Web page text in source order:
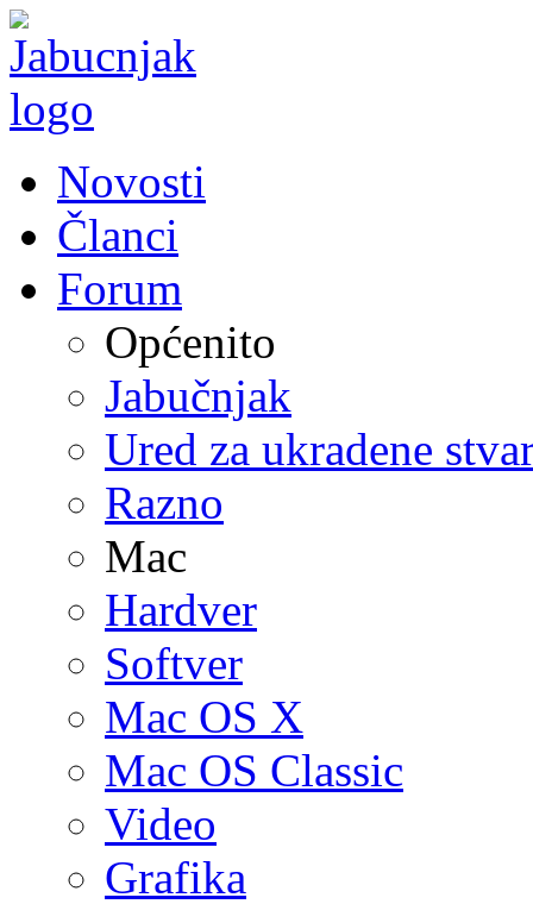
Novosti
Članci
Forum
Općenito
Jabučnjak
Ured za ukradene
Razno
Mac
Hardver
Softver
Mac OS X
Mac OS Classic
Video
Grafika